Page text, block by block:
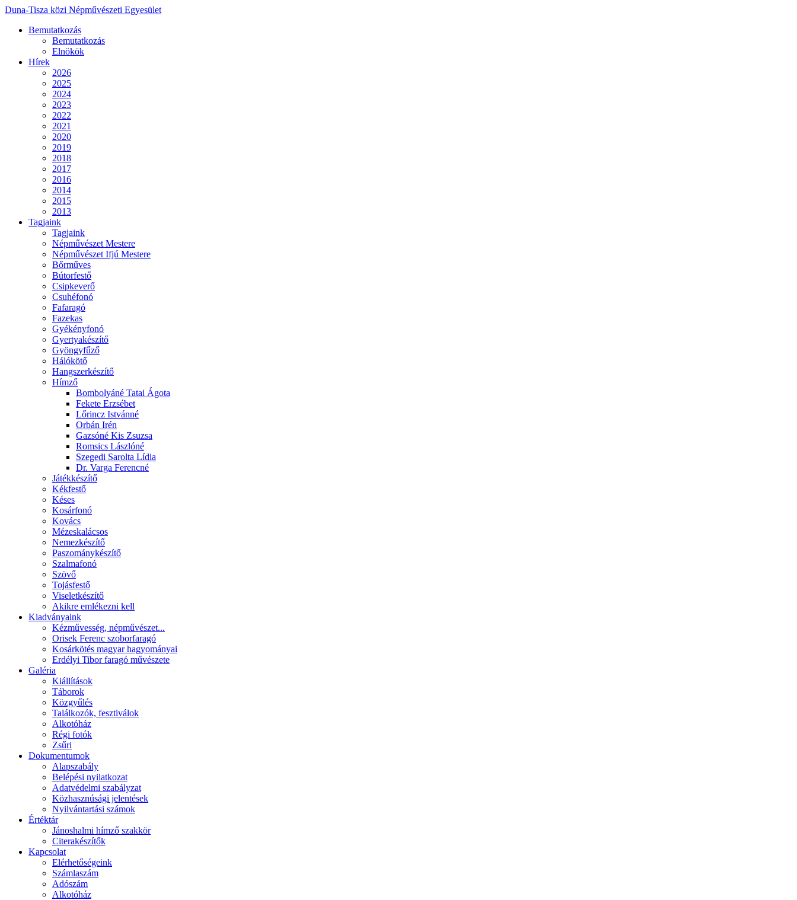
Duna-Tisza közi Népművészeti Egyesület
Bemutatkozás
Bemutatkozás
Elnökök
Hírek
2026
2025
2024
2023
2022
2021
2020
2019
2018
2017
2016
2014
2015
2013
Tagjaink
Tagjaink
Népművészet Mestere
Népművészet Ifjú Mestere
Bőrműves
Bútorfestő
Csipkeverő
Csuhéfonó
Fafaragó
Fazekas
Gyékényfonó
Gyertyakészítő
Gyöngyfűző
Hálókötő
Hangszerkészítő
Hímző
Bombolyáné Tatai Ágota
Fekete Erzsébet
Lőrincz Istvánné
Orbán Irén
Gazsóné Kis Zsuzsa
Romsics Lászlóné
Szegedi Sarolta Lídia
Dr. Varga Ferencné
Játékkészítő
Kékfestő
Késes
Kosárfonó
Kovács
Mézeskalácsos
Nemezkészítő
Paszománykészítő
Szalmafonó
Szövő
Tojásfestő
Viseletkészítő
Akikre emlékezni kell
Kiadványaink
Kézművesség, népművészet...
Orisek Ferenc szoborfaragó
Kosárkötés magyar hagyományai
Erdélyi Tibor faragó művészete
Galéria
Kiállítások
Táborok
Közgyűlés
Találkozók, fesztiválok
Alkotóház
Régi fotók
Zsűri
Dokumentumok
Alapszabály
Belépési nyilatkozat
Adatvédelmi szabályzat
Közhasznúsági jelentések
Nyilvántartási számok
Értéktár
Jánoshalmi hímző szakkör
Citerakészítők
Kapcsolat
Elérhetőségeink
Számlaszám
Adószám
Alkotóház